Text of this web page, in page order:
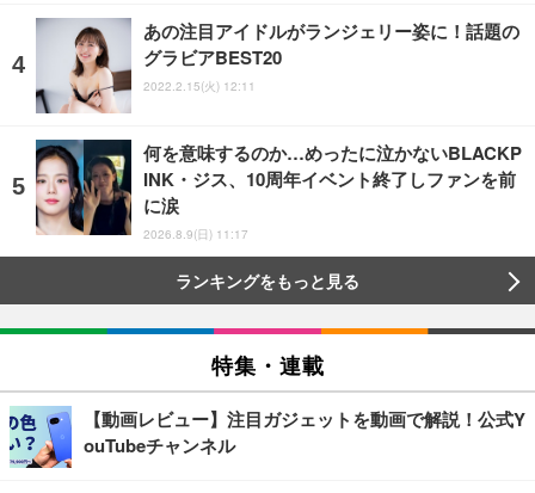
あの注目アイドルがランジェリー姿に！話題の
グラビアBEST20
2022.2.15(火) 12:11
何を意味するのか…めったに泣かないBLACKP
INK・ジス、10周年イベント終了しファンを前
に涙
2026.8.9(日) 11:17
ランキングをもっと見る
特集・連載
【動画レビュー】注目ガジェットを動画で解説！公式Y
ouTubeチャンネル